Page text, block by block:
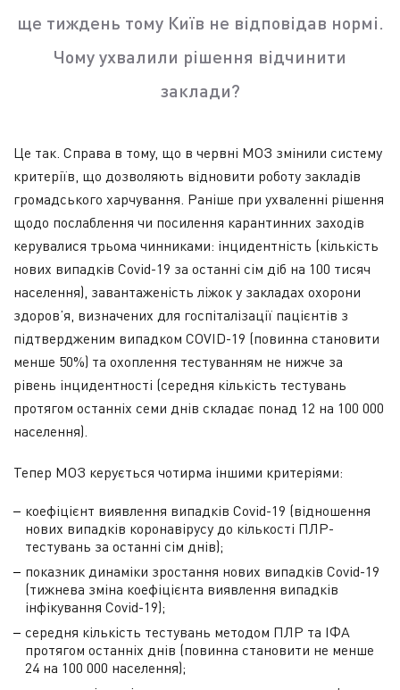
ще тиждень тому Київ не відповідав нормі.
Чому ухвалили рішення відчинити
заклади?
Це так. Справа в тому, що в червні МОЗ змінили систему
критеріїв, що дозволяють відновити роботу закладів
громадського харчування. Раніше при ухваленні рішення
щодо послаблення чи посилення карантинних заходів
керувалися трьома чинниками: інцидентність (кількість
нових випадків Covid-19 за останні сім діб на 100 тисяч
населення), завантаженість ліжок у закладах охорони
здоров’я, визначених для госпіталізації пацієнтів з
підтвердженим випадком COVID-19 (повинна становити
менше 50%) та охоплення тестуванням не нижче за
рівень інцидентності (середня кількість тестувань
протягом останніх семи днів складає понад 12 на 100 000
населення).
Тепер МОЗ керується чотирма іншими критеріями:
коефіцієнт виявлення випадків Covid-19 (відношення
нових випадків коронавірусу до кількості ПЛР-
тестувань за останні сім днів);
показник динаміки зростання нових випадків Covid-19
(тижнева зміна коефіцієнта виявлення випадків
інфікування Covid-19);
середня кількість тестувань методом ПЛР та ІФА
протягом останніх днів (повинна становити не менше
24 на 100 000 населення);